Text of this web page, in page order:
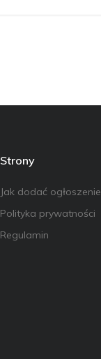
Strony
Jak dodać ogłoszenie
Polityka prywatności
Regulamin